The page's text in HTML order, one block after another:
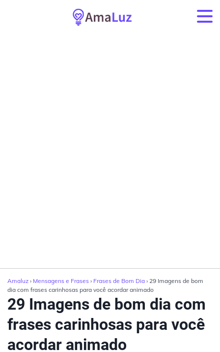
Amaluz › Mensagens e Frases › Frases de Bom Dia › 29 Imagens de bom
dia com frases carinhosas para você acordar animado
29 Imagens de bom dia com
frases carinhosas para você
acordar animado